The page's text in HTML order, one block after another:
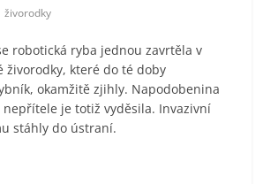
živorodky
robotická ryba jednou zavrtěla v
živorodky, které do té doby
okamžitě zjihly. Napodobenina
je totiž vyděsila. Invazivní
stáhly do ústraní.